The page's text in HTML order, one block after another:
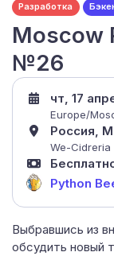
Разработка
Moscow
№26
Выбравшись из
обсудить новый
чт, 17
Europe/
Россия,
We-Cidreria
Python